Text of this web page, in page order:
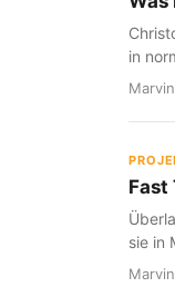
in
Fast
sie in